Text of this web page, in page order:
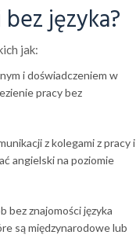
bez języka?
jak:
i doświadczeniem w
pracy bez
z kolegami z pracy i
angielski na poziomie
znajomości języka
są międzynarodowe lub